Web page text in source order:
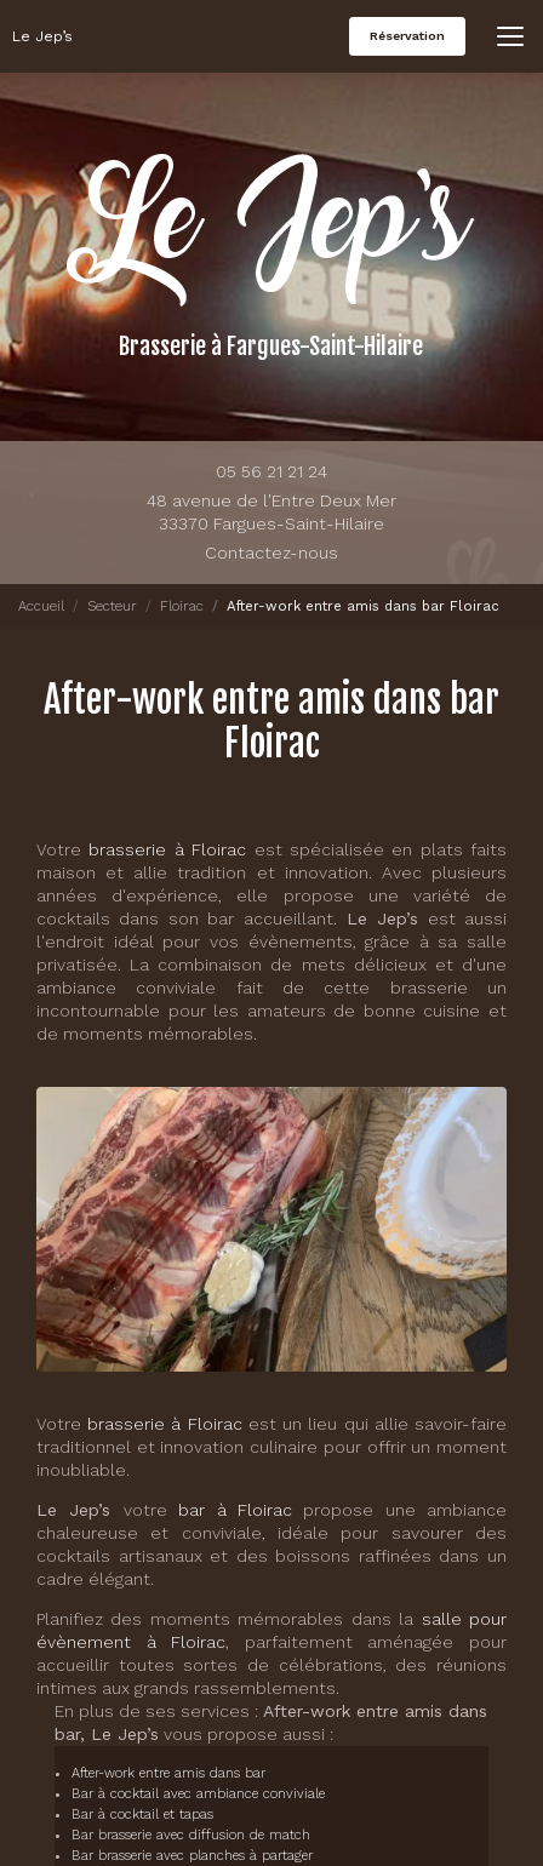
auLe Jep’s Réservation
Brasserie à Fargues-Saint-Hilaire
05 56 21 21 24
48 avenue de l'Entre Deux Mer
33370 Fargues-Saint-Hilaire
Contactez-nous
Accueil Secteur Floirac After-work entre amis dans bar Floirac
After-work entre amis dans bar
Floirac
Votre brasserie à Floirac est spécialisée en plats faits
maison et allie tradition et innovation. Avec plusieurs
années d'expérience, elle propose une variété de
cocktails dans son bar accueillant.
Le Jep’s est aussi
l'endroit idéal pour vos évènements, grâce à sa salle
privatisée. La combinaison de mets délicieux et d'une
ambiance conviviale fait de cette brasserie un
incontournable pour les amateurs de bonne cuisine et
de moments mémorables.
Votre brasserie à Floiracest un lieu qui allie savoir-faire
traditionnel et innovation culinaire pour offrir un moment
inoubliable.
Le Jep’s votre bar à Floiracpropose une ambiance
chaleureuse et conviviale, idéale pour savourer des
cocktails artisanaux et des boissons raffinées dans un
cadre élégant.
Planifiez des moments mémorables dans la salle pour
évènement à Floirac , parfaitement aménagée pour
accueillir toutes sortes de célébrations, des réunions
intimes aux grands rassemblements.
En plus de ses services : After-work entre amis dans
bar, Le Jep’s vous propose aussi :
After-work entre amis dans bar
Bar à cocktail avec ambiance conviviale
Bar à cocktail et tapas
Bar brasserie avec diffusion de match
Bar brasserie avec planches à partager